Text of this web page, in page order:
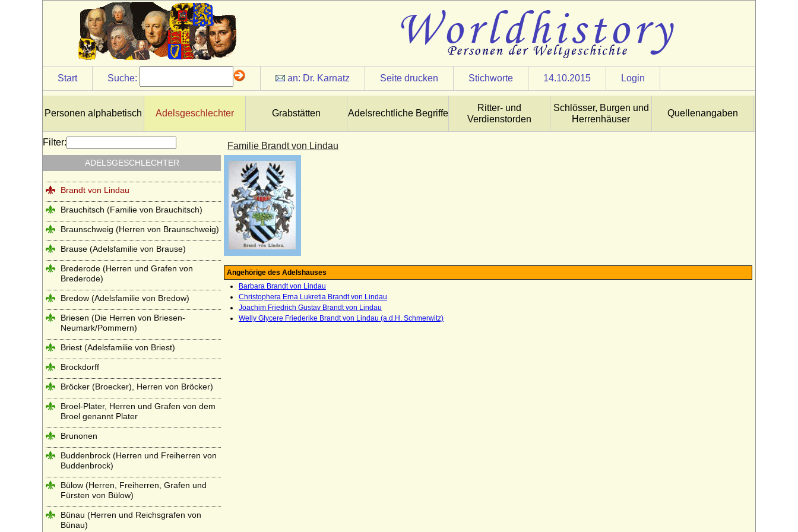
Start Suche: an: Dr. Karnatz Seite drucken Stichworte 14.10.2015 Login
Personen alphabetisch Adelsgeschlechter Grabstätten Adelsrechtliche Begriffe
Ritter- und
Verdienstorden
Schlösser, Burgen und
Herrenhäuser
Quellenangaben
Familie Brandt von Lindau
Angehörige des Adelshauses
Barbara Brandt von Lindau
Christophera Erna Lukretia Brandt von Lindau
Joachim Friedrich Gustav Brandt von Lindau
Welly Glycere Friederike Brandt von Lindau (a.d.H. Schmerwitz)
Filter:
ADELSGESCHLECHTER
Borcke (Herren, Freiherren und Grafen
von Borcke)
Borghese
Borgia (span. Borja)
Bosoniden
Bothmer (Herren, Freiherren und Grafen
von Bothmer)
Bourbonen (Haus Bourbon, Maison
capétienne de Bourbon)
Brand (Neumark), Herren von Brand
Brandt von Lindau
Brauchitsch (Familie von Brauchitsch)
Braunschweig (Herren von Braunschweig)
Brause (Adelsfamilie von Brause)
Brederode (Herren und Grafen von
Brederode)
Bredow (Adelsfamilie von Bredow)
Briesen (Die Herren von Briesen-
Neumark/Pommern)
Briest (Adelsfamilie von Briest)
Brockdorff
Bröcker (Broecker), Herren von Bröcker)
Broel-Plater, Herren und Grafen von dem
Broel genannt Plater
Brunonen
Buddenbrock (Herren und Freiherren von
Buddenbrock)
Bülow (Herren, Freiherren, Grafen und
Fürsten von Bülow)
Bünau (Herren und Reichsgrafen von
Bünau)